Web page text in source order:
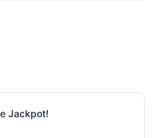
Jackpot!